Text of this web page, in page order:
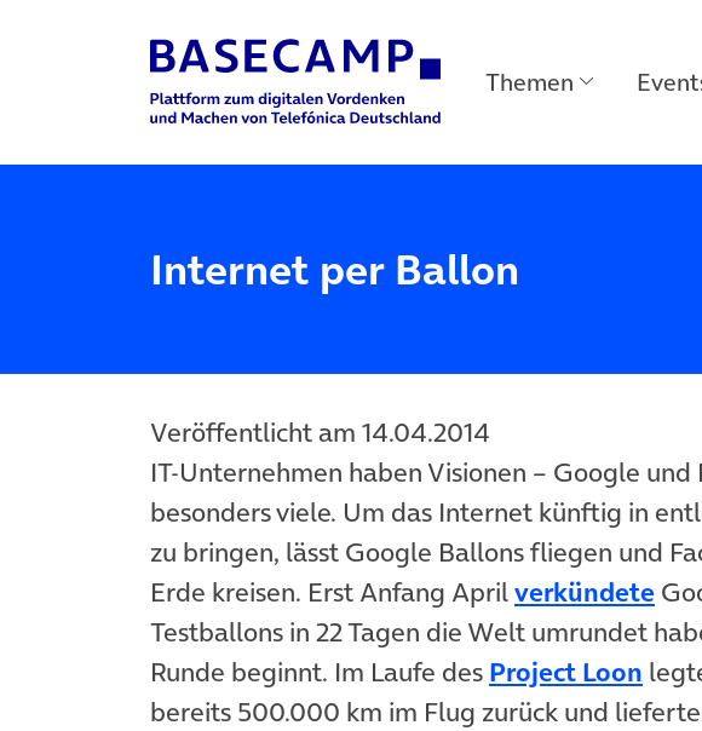
Main Navigation Themen
Internet per Ballon
Veröffentlicht am 14.04.2014
IT-Unternehmen haben Visionen – Google
besonders viele. Um das Internet künftig in
zu bringen, lässt Google Ballons fliegen und
Erde kreisen. Erst Anfang Aprilverkündete
Testballons in 22 Tagen die Welt umrundet
Runde beginnt. Im Laufe des Project Loon
bereits 500.000 km im Flug zurück und